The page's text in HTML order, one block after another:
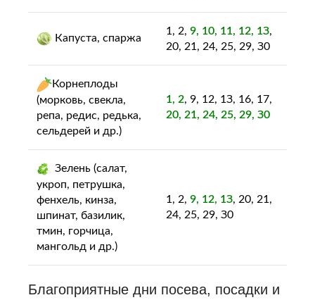
Капуста, спаржа
1, 2, 9, 10, 11, 12, 1З,
20, 21, 24, 25, 29, З0
Корнеплоды
(морковь, свекла,
репа, редис, редька,
сельдерей и др.)
1, 2, 9, 12, 1З, 16, 17,
20, 21, 24, 25, 29, З0
Зелень (салат,
укроп, петрушка,
фенхель, кинза,
шпинат, базилик,
тмин, горчица,
мангольд и др.)
1, 2, 9, 12, 1З, 20, 21,
24, 25, 29, З0
Благоприятные дни посева, посадки и